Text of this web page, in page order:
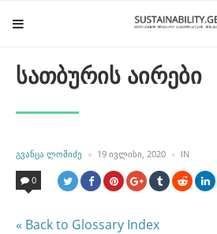
სათბურის აირები
POSTED
BY
ᲒᲕᲐᲜᲪᲐ ᲚᲝᲛᲘᲫᲔ 19 ᲘᲕᲚᲘᲡᲘ, 2020 INPOSTED
IN
0
« Back to Glossary Index